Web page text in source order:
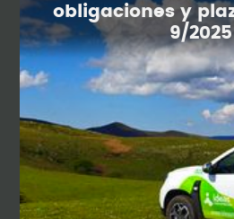
obligaciones y
9/2025